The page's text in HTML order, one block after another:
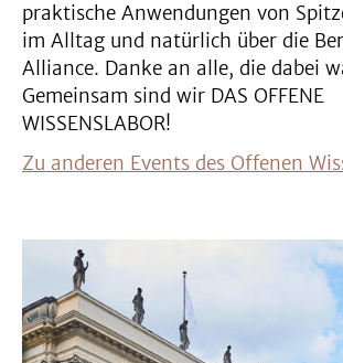
praktische Anwendungen von
im Alltag und natürlich über die
Alliance. Danke an alle, die dabei
Gemeinsam sind wir DAS OFFENE
WISSENSLABOR!
Zu anderen Events des Offenen